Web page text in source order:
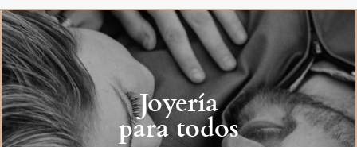
Joyería
para todos